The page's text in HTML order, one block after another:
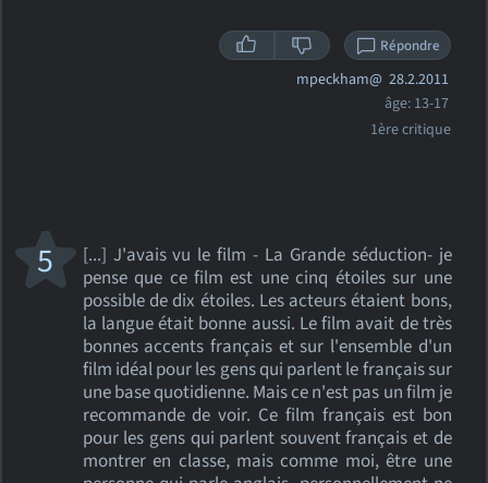
Répondre
mpeckham@ 28.2.2011
âge: 13-17
1ère critique
[...] J'avais vu le film - La Grande séduction- je
pense que ce film est une cinq étoiles sur une
possible de dix étoiles. Les acteurs étaient bons,
la langue était bonne aussi. Le film avait de très
bonnes accents français et sur l'ensemble d'un
film idéal pour les gens qui parlent le français sur
une base quotidienne. Mais ce n'est pas un film je
recommande de voir. Ce film français est bon
pour les gens qui parlent souvent français et de
montrer en classe, mais comme moi, être une
5